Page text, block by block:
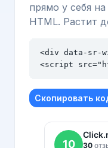
прямо у себя
HTML. Растит
<div data-sr-
<script
Скопировать